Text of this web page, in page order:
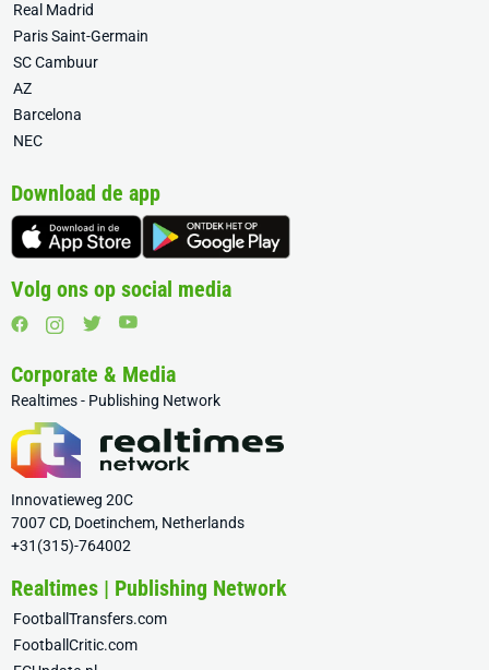
Real Madrid
Paris Saint-Germain
SC Cambuur
AZ
Barcelona
NEC
Download de app
Volg ons op social media
Corporate & Media
Realtimes - Publishing Network
Innovatieweg 20C
7007 CD, Doetinchem, Netherlands
+31(315)-764002
Realtimes | Publishing Network
FootballTransfers.com
FootballCritic.com